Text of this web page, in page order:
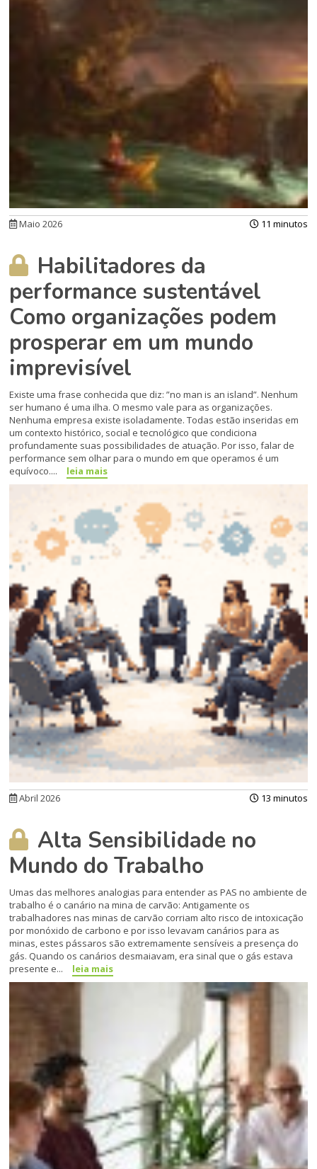
Maio 2026 11 minutos
Habilitadores da
performance sustentável
Como organizações podem
prosperar em um mundo
imprevisível
Existe uma frase conhecida que diz: ”no man is an island”. Nenhum
ser humano é uma ilha. O mesmo vale para as organizações.
Nenhuma empresa existe isoladamente. Todas estão inseridas em
um contexto histórico, social e tecnológico que condiciona
profundamente suas possibilidades de atuação. Por isso, falar de
performance sem olhar para o mundo em que operamos é um
equívoco....
leia mais
Abril 2026 13 minutos
Alta Sensibilidade no
Mundo do Trabalho
Umas das melhores analogias para entender as PAS no ambiente de
trabalho é o canário na mina de carvão: Antigamente os
trabalhadores nas minas de carvão corriam alto risco de intoxicação
por monóxido de carbono e por isso levavam canários para as
minas, estes pássaros são extremamente sensíveis a presença do
gás. Quando os canários desmaiavam, era sinal que o gás estava
presente e...
leia mais